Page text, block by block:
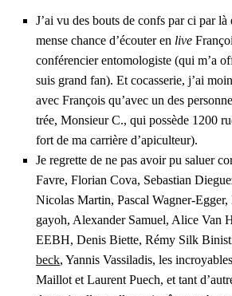
J’ai vu des bouts de confs par ci par
mense chance d’é­cou­ter en live
confé­ren­cier ento­mo­lo­giste (qui m’a
suis grand fan). Et cocas­se­rie, j’ai
avec Fran­çois qu’a­vec un des
trée, Mon­sieur C., qui pos­sède 1200
fort de ma car­rière d’a­pi­cul­teur).
Je regrette de ne pas avoir pu saluer
Favre, Flo­rian Cova, Sebas­tian
Nico­las Mar­tin, Pas­cal Wag­ner-
gayoh, Alexan­der Samuel, Alice Van
EEBH, Denis Biette, Rémy Silk
beck, Yan­nis Vas­si­la­dis, les
Maillot et Laurent Puech, et tant